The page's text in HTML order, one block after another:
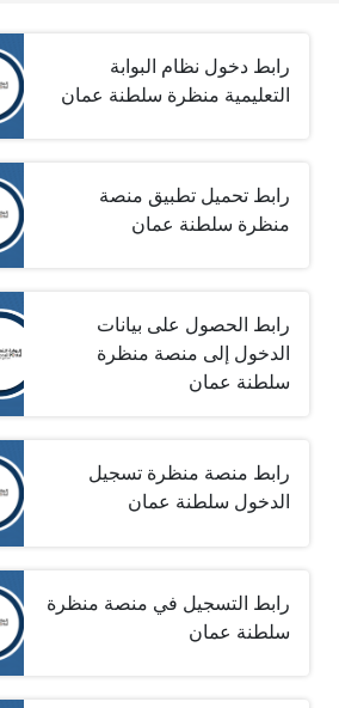
رابط دخول نظام البوابة
التعليمية منظرة سلطنة عمان
رابط تحميل تطبيق منصة
منظرة سلطنة عمان
رابط الحصول على بيانات
الدخول إلى منصة منظرة
سلطنة عمان
رابط منصة منظرة تسجيل
الدخول سلطنة عمان
رابط التسجيل في منصة منظرة
سلطنة عمان